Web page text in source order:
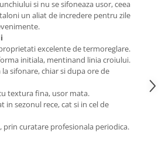
si nu se sifoneaza usor, ceea
un aliat de incredere pentru zile
excelente de termoreglare.
initiala, mentinand linia croiului.
sifonare, chiar si dupa ore de
textura fina, usor mata.
in sezonul rece, cat si in cel de
prin curatare profesionala periodica.